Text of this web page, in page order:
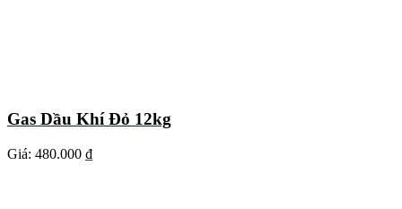
Gas Dầu Khí Đỏ 12kg
Giá: 480.000 ₫